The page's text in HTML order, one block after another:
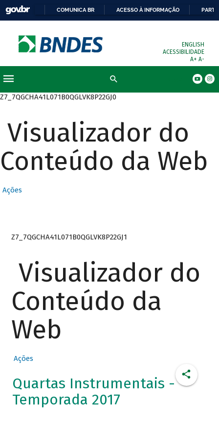
COMUNICA BR ACESSO À INFORMAÇÃO
ENGLISH
ACESSIBILIDADE
A+ A-
Z7_7QGCHA41L071B0QGLVK8P22GJ0
Visualizador do
Conteúdo da Web
Ações
Z7_7QGCHA41L071B0QGLVK8P22GJ1
Visualizador do
Conteúdo da
Web
Ações
Quartas Instrumentais -
Temporada 2017